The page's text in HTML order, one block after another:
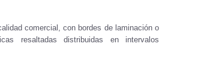
comercial, con bordes de laminación o
resaltadas distribuidas en intervalos